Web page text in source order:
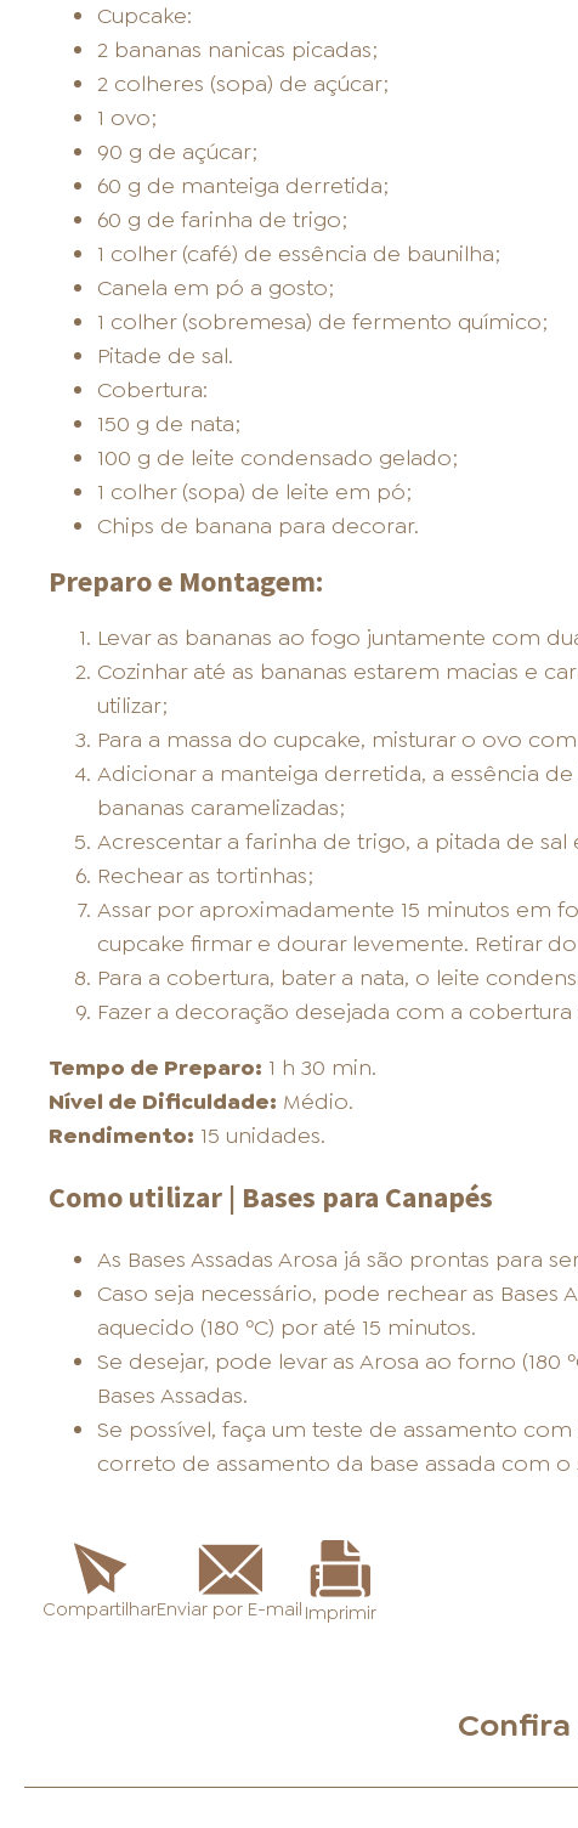
Cupcake:
2 bananas nanicas picadas;
2 colheres (sopa) de açúcar;
1 ovo;
90 g de açúcar;
60 g de manteiga derretida;
60 g de farinha de trigo;
1 colher (café) de essência de baunilha;
Canela em pó a gosto;
1 colher (sobremesa) de fermento químico;
Pitade de sal.
Cobertura:
150 g de nata;
100 g de leite condensado gelado;
1 colher (sopa) de leite em pó;
Chips de banana para decorar.
Preparo e Montagem:
Levar as bananas ao fogo juntamente com
Cozinhar até as bananas estarem macias e
utilizar;
Para a massa do cupcake, misturar o ovo
Adicionar a manteiga derretida, a essência
bananas caramelizadas;
Acrescentar a farinha de trigo, a pitada de
Rechear as tortinhas;
Assar por aproximadamente 15 minutos em
cupcake firmar e dourar levemente. Retirar
Para a cobertura, bater a nata, o leite
Fazer a decoração desejada com a
Tempo de Preparo: 1 h 30 min.
Nível de Dificuldade: Médio.
Rendimento: 15 unidades.
Como utilizar | Bases para Canapés
As Bases Assadas Arosa já são prontas para
Caso seja necessário, pode rechear as Bases
aquecido (180 ºC) por até 15 minutos.
Se desejar, pode levar as Arosa ao forno (180
Bases Assadas.
Se possível, faça um teste de assamento
correto de assamento da base assada com o
CompartilharEnviar por E-mail Imprimir